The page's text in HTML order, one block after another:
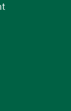
nouvelle
fenêtre)
fenêtre)